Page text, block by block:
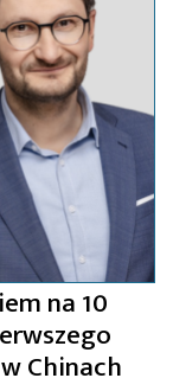
na 10
Chinach